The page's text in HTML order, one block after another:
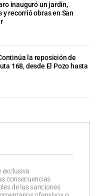
inauguró un jardín,
recorrió obras en San
la reposición de
168, desde El Pozo hasta
exclusiva
consecuencias
de las sanciones